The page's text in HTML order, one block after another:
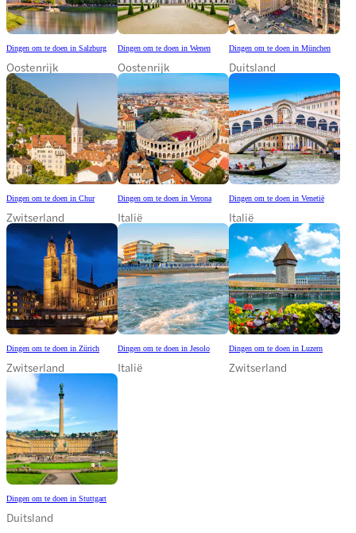
Dingen om te doen in Salzburg
Oostenrijk
Dingen om te doen in Wenen
Oostenrijk
Dingen om te doen in München
Duitsland
Dingen om te doen in Chur
Zwitserland
Dingen om te doen in Verona
Italië
Dingen om te doen in Venetië
Italië
Dingen om te doen in Zürich
Zwitserland
Dingen om te doen in Jesolo
Italië
Dingen om te doen in Luzern
Zwitserland
Dingen om te doen in Stuttgart
Duitsland